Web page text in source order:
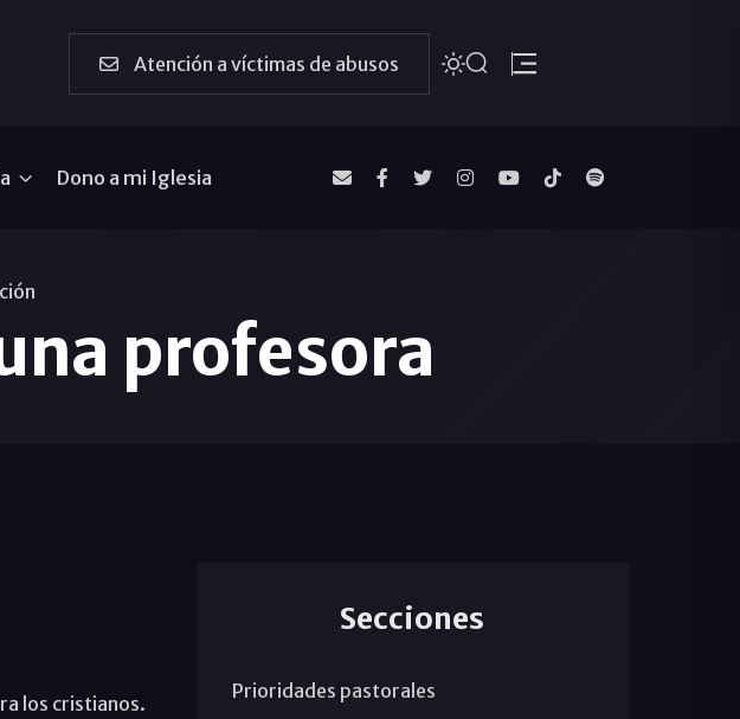
Atención a víctimas de abusos
Dono a mi Iglesia
profesora
los cristianos.
Secciones
Prioridades pastorales